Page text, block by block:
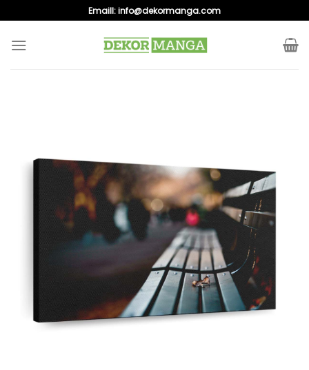
to
content
Emaill:info@dekormanga.com